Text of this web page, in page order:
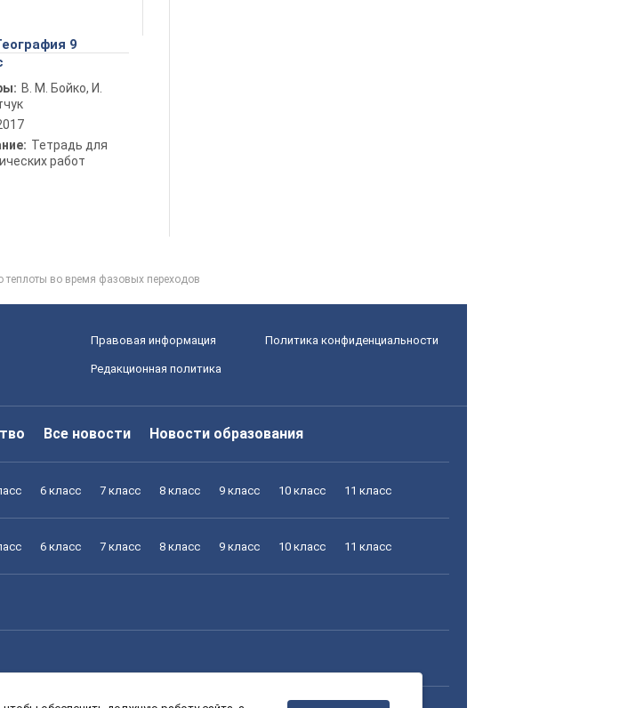
9
В. М. Бойко, И.
Тетрадь для
работ
теплоты во время фазовых переходов
Правовая информация Политика конфиденциальности
Редакционная политика
Все новости Новости образования
6 класс 7 класс 8 класс 9 класс 10 класс 11 класс
6 класс 7 класс 8 класс 9 класс 10 класс 11 класс